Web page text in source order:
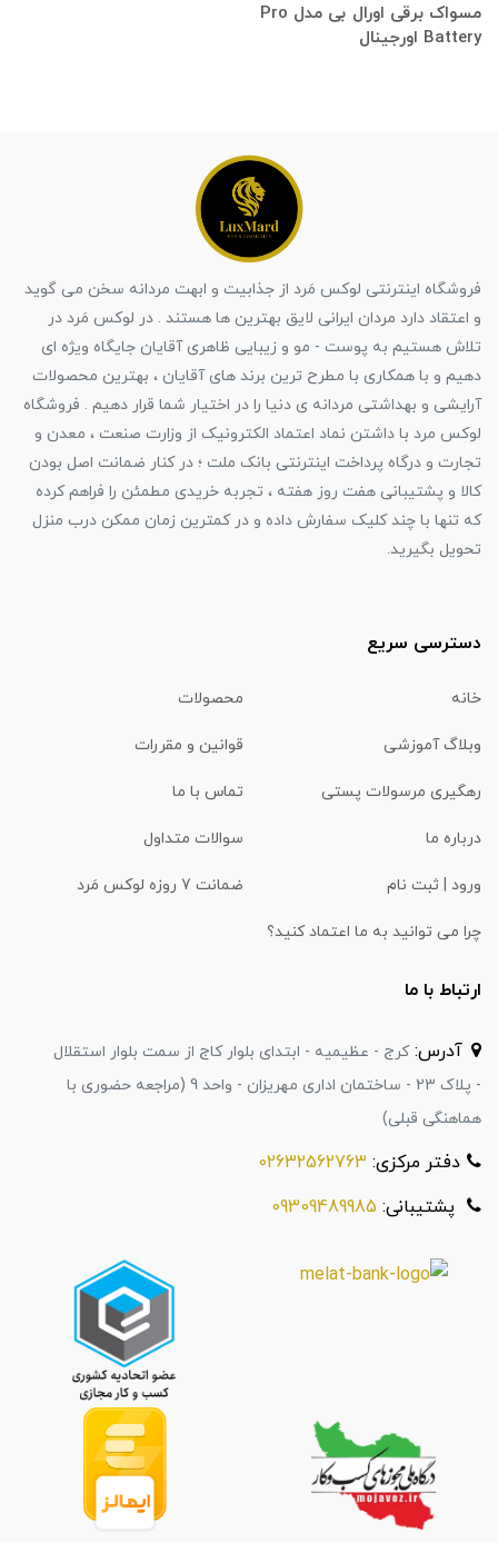
مسواک برقی اورال بی مدل Pro
Battery اورجینال
فروشگاه اینترنتی لوکس مَرد از جذابیت و ابهت مردانه سخن می گوید
و اعتقاد دارد مردان ایرانی لایق بهترین ها هستند . در لوکس مَرد در
تلاش هستیم به پوست - مو و زیبایی ظاهری آقایان جایگاه ویژه ای
دهیم و با همکاری با مطرح ترین برند های آقایان ، بهترین محصولات
آرایشی و بهداشتی مردانه ی دنیا را در اختیار شما قرار دهیم . فروشگاه
لوکس مرد با داشتن نماد اعتماد الکترونیک از وزارت صنعت ، معدن و
تجارت و درگاه پرداخت اینترنتی بانک ملت ؛ در کنار ضمانت اصل بودن
کالا و پشتیبانی هفت روز هفته ، تجربه خریدی مطمئن را فراهم کرده
که تنها با چند کلیک سفارش داده و در کمترین زمان ممکن درب منزل
تحویل بگیرید.
دسترسی سریع
خانه محصولات
وبلاگ آموزشی قوانین و مقررات
رهگیری مرسولات پستی تماس با ما
درباره ما سوالات متداول
ورود | ثبت نام ضمانت 7 روزه لوکس مَرد
چرا می توانید به ما اعتماد کنید؟
ارتباط با ما
آدرس:کرج - عظیمیه - ابتدای بلوار کاج از سمت بلوار استقلال
- پلاک 23 - ساختمان اداری مهریزان - واحد 9 (مراجعه حضوری با
هماهنگی قبلی)
دفتر مرکزی: 02632562763
پشتیبانی: 09309489985